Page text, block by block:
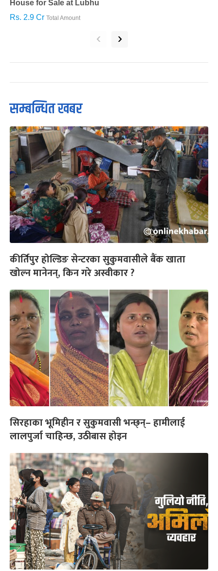
House for Sale at Lubhu
Rs. 2.9 Cr Total Amount
‹ ›
सम्बन्धित खबर
कीर्तिपुर होल्डिङ सेन्टरका सुकुमवासीले बैंक खाता
खोल्न मानेनन्, किन गरे अस्वीकार ?
सिरहाका भूमिहीन र सुकुमवासी भन्छ्न्– हामीलाई
लालपुर्जा चाहिन्छ, उठीबास होइन